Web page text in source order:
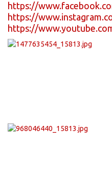
https://
https://
https://